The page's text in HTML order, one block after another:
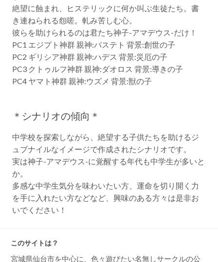
絶望に蝕まれ、ヒステリックに何か叫ぶ生徒たち。書
き連ねられる怨嗟。軋み苦しむ心。
彼らを助けられるのは君たち神子-アマデウス-だけ！
PC1 エジプト神群 親神:バステト 背景:創世の子
PC2 ギリシア神群 親神:ハデス 背景:災厄の子
PC3 クトゥルフ神群 親神:ダオロス 背景:導きの子
PC4 ヤマト神群 親神:ウズメ 背景:獣の子
＊シナリオの傾向＊
中学校を探索しながら、絶望する子供たちを助けるジ
ュブナイルなイメージで作成されたシナリオです。
実は神子-アマデウス-に覚醒する年代も中学生が多いと
か。
多感な中学生気分を味わいたい方、運命を切り開く力
を手に入れたい方などなど、興味のある方々は是非お
いでください！
このサイトは？
宮城県仙台市を中心に、色々遊びたい名無しサークルの公